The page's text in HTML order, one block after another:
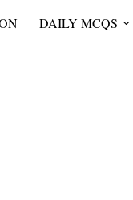
DAILY MCQS